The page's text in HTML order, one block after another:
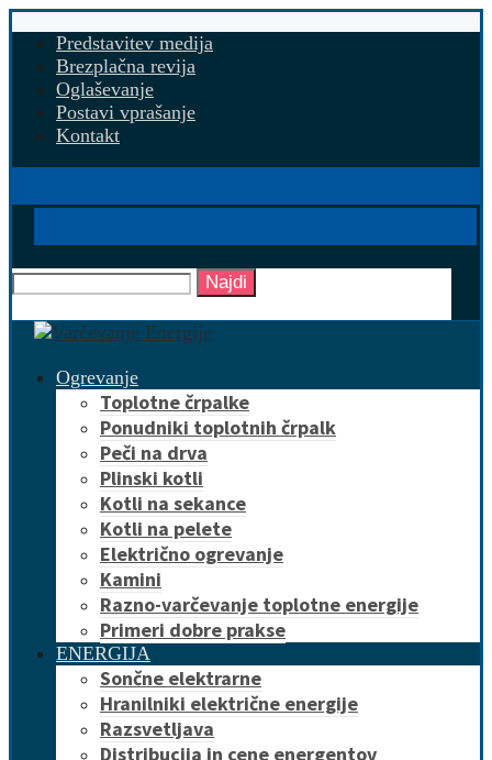
Predstavitev medija
Brezplačna revija
Oglaševanje
Postavi vprašanje
Kontakt
Najdi
Ogrevanje
Toplotne črpalke
Ponudniki toplotnih črpalk
Peči na drva
Plinski kotli
Kotli na sekance
Kotli na pelete
Električno ogrevanje
Kamini
Razno-varčevanje toplotne energije
Primeri dobre prakse
ENERGIJA
Sončne elektrarne
Hranilniki električne energije
Razsvetljava
Distribucija in cene energentov